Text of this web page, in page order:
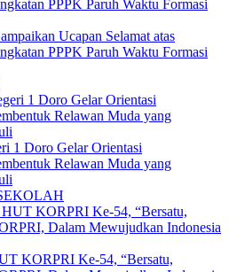
Ucapan Selamat atas
PPPK Paruh Waktu Formasi
1 Doro Gelar Orientasi
Relawan Muda yang
KORPRI Ke-54, “Bersatu,